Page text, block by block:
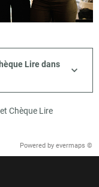
Lire dans
Chèque Lire
Powered by evermaps ©